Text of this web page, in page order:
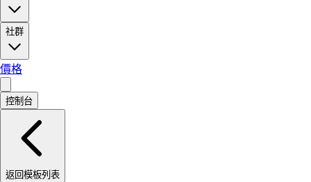
社群
價格
控制台
返回模板列表